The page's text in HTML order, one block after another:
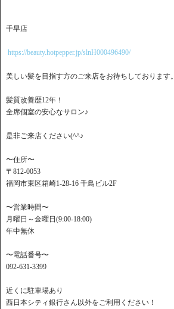
千早店
https://beauty.hotpepper.jp/slnH000496490/
美しい髪を目指す方のご来店をお待ちしております。
髪質改善歴12年！
全席個室の安心なサロン♪
是非ご来店ください(^^♪
〜住所〜
〒812-0053
福岡市東区箱崎1-28-16 千鳥ビル2F
〜営業時間〜
月曜日～金曜日(9:00-18:00)
年中無休
〜電話番号〜
092-631-3399
近くに駐車場あり
西日本シティ銀行さん以外をご利用ください！